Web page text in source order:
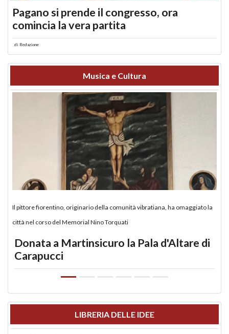
Pagano si prende il congresso, ora
comincia la vera partita
di Redazione
Musica e Cultura
Il pittore fiorentino, originario della comunità vibratiana, ha omaggiato la
città nel corso del Memorial Nino Torquati
Donata a Martinsicuro la Pala d'Altare di
Carapucci
LIBRERIA DELLE IDEE